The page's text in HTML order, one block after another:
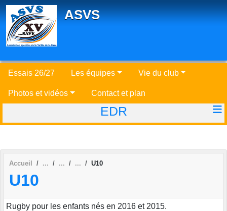
ASVS
Essais 26/27 Les équipes Vie du club
Photos et vidéos Contact et plan
EDR
Accueil U10
U10
Rugby pour les enfants nés en 2016 et 2015.
Panneau de gestion des cookies